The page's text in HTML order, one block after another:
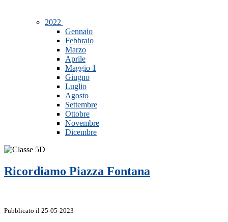
2022
Gennaio
Febbraio
Marzo
Aprile
Maggio 1
Giugno
Luglio
Agosto
Settembre
Ottobre
Novembre
Dicembre
Ricordiamo Piazza Fontana
Pubblicato il 25-05-2023